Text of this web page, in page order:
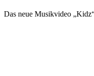
Das neue Musikvideo